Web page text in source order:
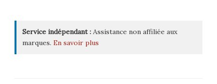
Service indépendant : Assistance non affiliée aux
marques. En savoir plus